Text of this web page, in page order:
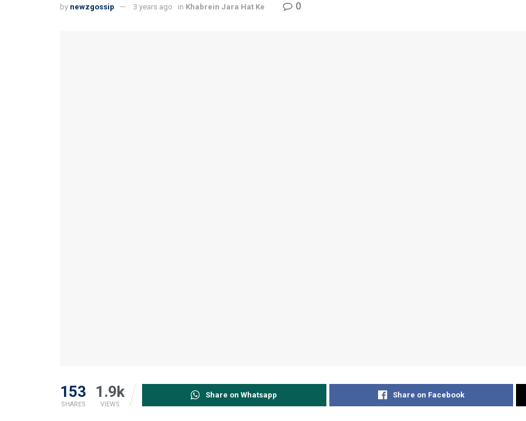
by newzgossip 3 years ago in Khabrein Jara Hat Ke 0
153
SHARES
1.9k
VIEWS
Share on Whatsapp Share on Facebook